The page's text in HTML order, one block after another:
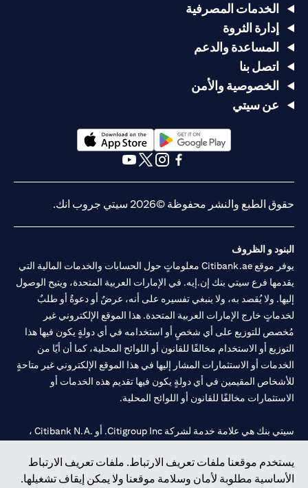
يستخدم موقعنا ملفات تعريف الارتباط. ملفات تعريف الارتباط
الأساسية مطلوبة لأمان وسلامة موقعنا ولا يمكن إيقاف تشغيلها.
الخدمات المصرفية
إدارة الثروة
المساعدة والدعم
اتصل بنا
الخصوصية والأمن
عن سيتي
(opens in a new tab)
حقوق الطبع والنشر محفوظة ©2026 سيتي جروب انك.
البنود و الظروف
يوفر موقع Citibank.ae معلوماتٍ حول الحسابات والخدمات المالية التي
يقدمها فرع سيتي بنك إن.إيه. في الإمارات العربية المتحدة، ويتيح الوصول
إليها. ولا يُقصد به، ولا ينبغي تفسيره على أنه، عرضٌ أو دعوةٌ أو طلبٌ
لخدماتٍ خارج الإمارات العربية المتحدة. هذا الموقع الإلكتروني غير
مُخصص للتوزيع على أي شخصٍ أو استخدامه في أي دولةٍ يكون فيها هذا
التوزيع أو الاستخدام مخالفًا للقانون أو اللوائح المحلية، كما أن أيًا من
الخدمات أو الاستثمارات المشار إليها في هذا الموقع الإلكتروني غير متاحةٍ
للأشخاص المقيمين في أي دولةٍ يكون فيها تقديم هذه الخدمات أو
الاستثمارات مخالفًا للقانون أو اللوائح المحلية.
سيتي بنك هي علامة خدمة لشركة Citigroup Inc. أو .Citibank N.A ،
سيتي بنك إن. إيه. الإمارات مسجل لدى مصرف الإمارات المركزي تحت